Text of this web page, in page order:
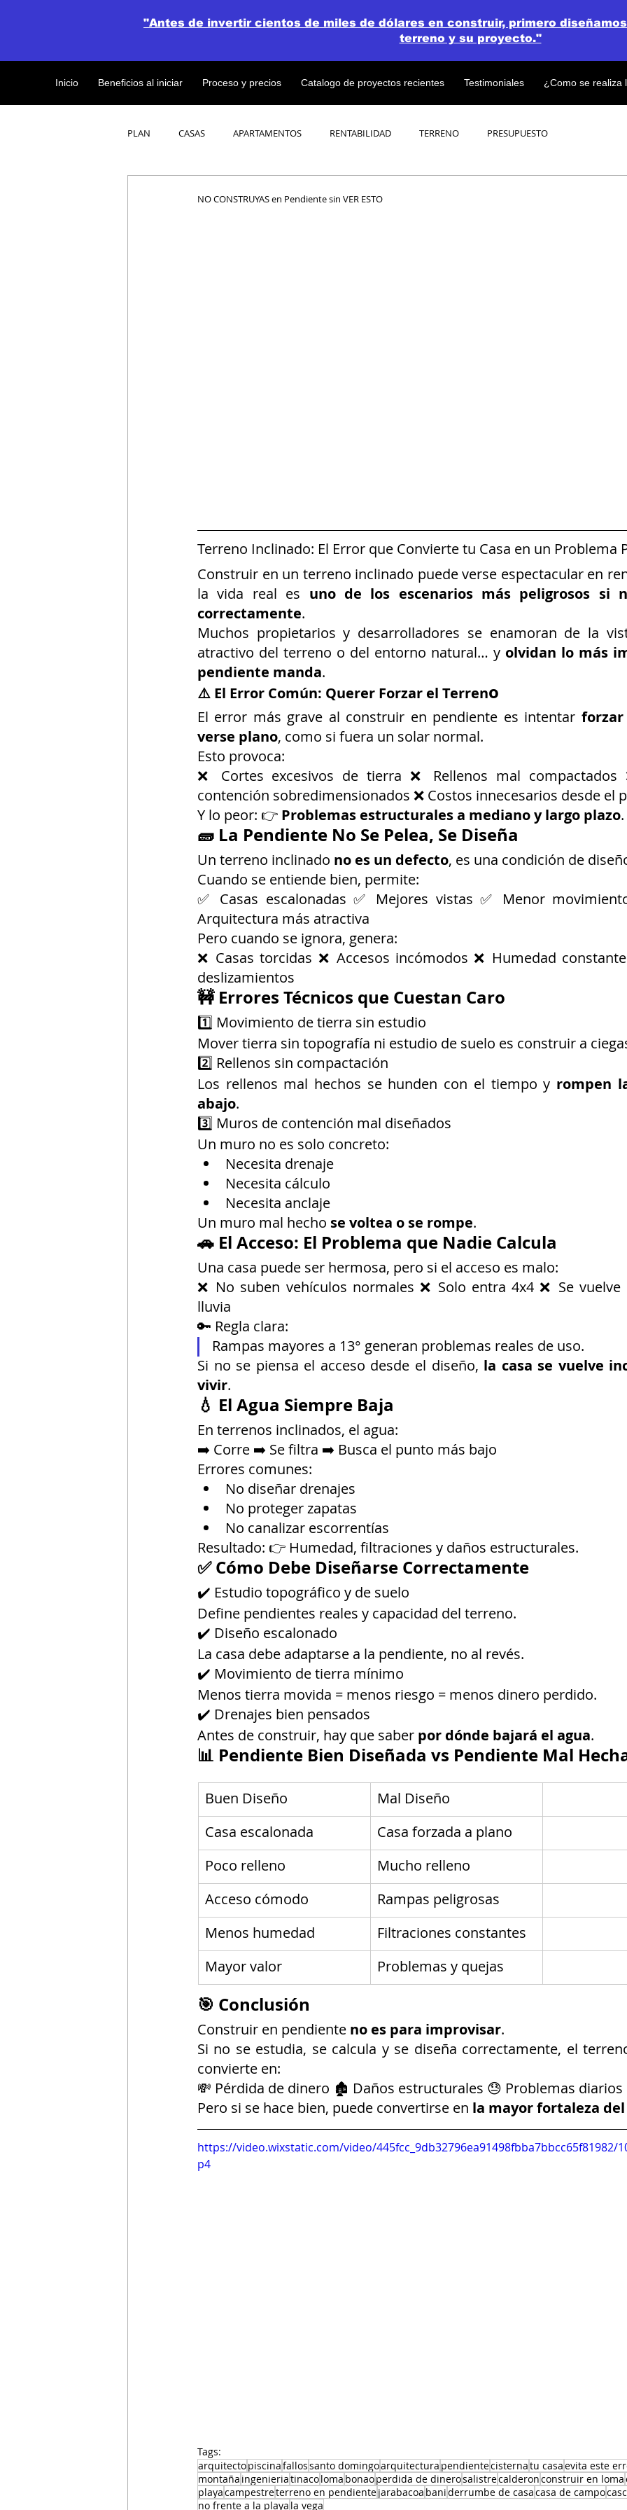
Inicio Beneficios al iniciar Proceso y precios Catalogo de proyectos recientes Testimoniales ¿Como se realiza
"Antes de invertir cientos de miles de dólares en construir, primero
terreno y su proyecto."
PLAN CASAS APARTAMENTOS RENTABILIDAD TERRENO PRESUPUESTO
NO CONSTRUYAS en Pendiente sin VER ESTO
Terreno Inclinado: El Error que Convierte tu Casa en un Problema
Construir en un terreno inclinado puede verse espectacular en
la vida real es uno de los escenarios más peligrosos si
correctamente.
Muchos propietarios y desarrolladores se enamoran de la
atractivo del terreno o del entorno natural… y olvidan lo más
pendiente manda.
⚠️ El Error Común: Querer Forzar el Terreno
El error más grave al construir en pendiente es intentar
verse plano, como si fuera un solar normal.
Esto provoca:
❌ Cortes excesivos de tierra ❌ Rellenos mal
contención sobredimensionados ❌ Costos innecesarios desde el
Y lo peor: 👉 Problemas estructurales a mediano y largo plazo.
🧱 La Pendiente No Se Pelea, Se Diseña
Un terreno inclinado no es un defecto, es una condición de
Cuando se entiende bien, permite:
✅ Casas escalonadas ✅ Mejores vistas ✅ Menor
Arquitectura más atractiva
Pero cuando se ignora, genera:
❌ Casas torcidas ❌ Accesos incómodos ❌ Humedad
deslizamientos
🚧 Errores Técnicos que Cuestan Caro
1️⃣ Movimiento de tierra sin estudio
Mover tierra sin topografía ni estudio de suelo es construir a
2️⃣ Rellenos sin compactación
Los rellenos mal hechos se hunden con el tiempo y rompen
abajo.
3️⃣ Muros de contención mal diseñados
Un muro no es solo concreto:
Necesita drenaje
Necesita cálculo
Necesita anclaje
Un muro mal hecho se voltea o se rompe.
🚗 El Acceso: El Problema que Nadie Calcula
Una casa puede ser hermosa, pero si el acceso es malo:
❌ No suben vehículos normales ❌ Solo entra 4x4 ❌ Se
lluvia
🔑 Regla clara:
Rampas mayores a 13° generan problemas reales de uso.
Si no se piensa el acceso desde el diseño, la casa se vuelve
vivir.
💧 El Agua Siempre Baja
En terrenos inclinados, el agua:
➡️ Corre ➡️ Se filtra ➡️ Busca el punto más bajo
Errores comunes:
No diseñar drenajes
No proteger zapatas
No canalizar escorrentías
Resultado: 👉 Humedad, filtraciones y daños estructurales.
✅ Cómo Debe Diseñarse Correctamente
✔️ Estudio topográfico y de suelo
Define pendientes reales y capacidad del terreno.
✔️ Diseño escalonado
La casa debe adaptarse a la pendiente, no al revés.
✔️ Movimiento de tierra mínimo
Menos tierra movida = menos riesgo = menos dinero perdido.
✔️ Drenajes bien pensados
Antes de construir, hay que saber por dónde bajará el agua.
📊 Pendiente Bien Diseñada vs Pendiente Mal
Buen Diseño
Mal Diseño
Casa escalonada
Casa forzada a plano
Poco relleno
Mucho relleno
Acceso cómodo
Rampas peligrosas
Menos humedad
Filtraciones constantes
Mayor valor
Problemas y quejas
🎯 Conclusión
Construir en pendiente no es para improvisar.
Si no se estudia, se calcula y se diseña correctamente, el
convierte en:
💸 Pérdida de dinero 🏚️ Daños estructurales 😓 Problemas diarios
Pero si se hace bien, puede convertirse en la mayor fortaleza
https://video.wixstatic.com/video/445fcc_9db32796ea91498fbba7bbcc65f81982/
p4
Tags:
arquitectopiscinafallossanto domingoarquitectura pendientecisternatu casaevita este
montaña ingenieriatinacoloma bonaoperdida de dinerosalistrecalderonconstruir en loma
playacampestreterreno en pendientejarabacoa baniderrumbe de casacasa de campo
no frente a la playa la vega